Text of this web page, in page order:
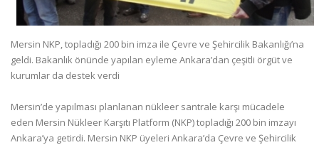
Mersin NKP, topladığı 200 bin imza ile Çevre ve Şehircilik Bakanlığı’na
geldi. Bakanlık önünde yapılan eyleme Ankara’dan çeşitli örgüt ve
kurumlar da destek verdi
Mersin’de yapılması planlanan nükleer santrale karşı mücadele
eden Mersin Nükleer Karşıtı Platform (NKP) topladığı 200 bin imzayı
Ankara’ya getirdi. Mersin NKP üyeleri Ankara’da Çevre ve Şehircilik